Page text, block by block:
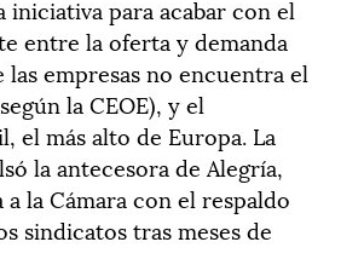
iniciativa para acabar con el
entre la oferta y demanda
las empresas no encuentra el
la CEOE), y el
el más alto de Europa. La
la antecesora de Alegría,
a la Cámara con el respaldo
sindicatos tras meses de